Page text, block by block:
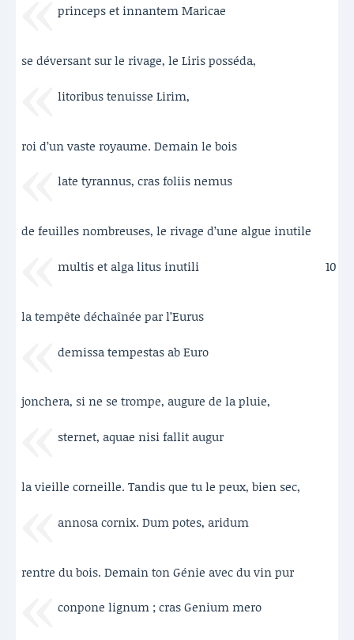
princeps et innantem Maricae
se déversant sur le rivage, le Liris posséda,
litoribus tenuisse Lirim,
roi d’un vaste royaume. Demain le bois
late tyrannus, cras foliis nemus
de feuilles nombreuses, le rivage d’une algue inutile
multis et alga litus inutili 10
la tempête déchaînée par l’Eurus
demissa tempestas ab Euro
jonchera, si ne se trompe, augure de la pluie,
sternet, aquae nisi fallit augur
la vieille corneille. Tandis que tu le peux, bien sec,
annosa cornix. Dum potes, aridum
rentre du bois. Demain ton Génie avec du vin pur
conpone lignum ; cras Genium mero